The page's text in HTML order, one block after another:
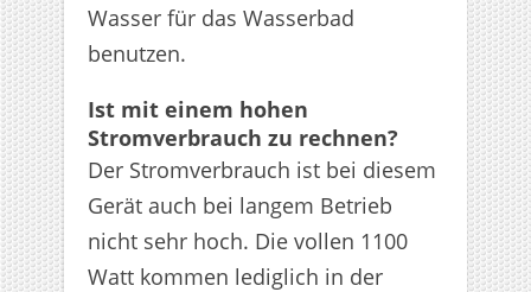
Wasser für das Wasserbad
benutzen.
Ist mit einem hohen
Stromverbrauch zu rechnen?
Der Stromverbrauch ist bei diesem
Gerät auch bei langem Betrieb
nicht sehr hoch. Die vollen 1100
Watt kommen lediglich in der